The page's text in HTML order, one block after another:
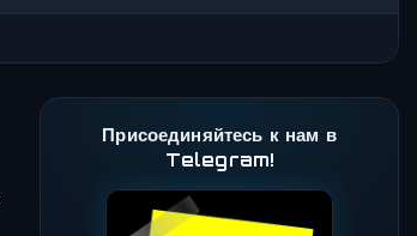
Присоединяйтесь к нам в
Telegram!